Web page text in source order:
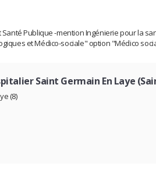
Santé Publique -mention Ingénierie pour la
et Médico-sociale" option "Médico
Saint Germain En Laye
(8)